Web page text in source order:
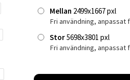
Mellan 2499x1667 pxl
Fri användning, anpassat
Stor5698x3801 pxl
Fri användning, anpassat